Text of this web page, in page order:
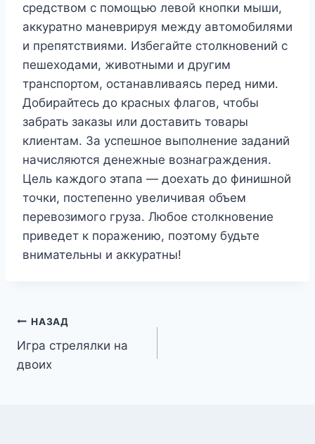
средством с помощью левой кнопки мыши,
аккуратно маневрируя между автомобилями
и препятствиями. Избегайте столкновений с
пешеходами, животными и другим
транспортом, останавливаясь перед ними.
Добирайтесь до красных флагов, чтобы
забрать заказы или доставить товары
клиентам. За успешное выполнение заданий
начисляются денежные вознаграждения.
Цель каждого этапа — доехать до финишной
точки, постепенно увеличивая объем
перевозимого груза. Любое столкновение
приведет к поражению, поэтому будьте
внимательны и аккуратны!
Навигация
по
НАЗАД
Игра стрелялки на
двоих